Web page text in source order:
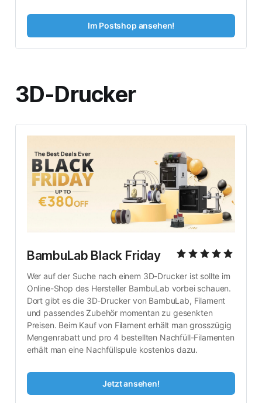
Im Postshop ansehen!
3D-Drucker
BambuLab Black Friday
Wer auf der Suche nach einem 3D-Drucker ist sollte im
Online-Shop des Hersteller BambuLab vorbei schauen.
Dort gibt es die 3D-Drucker von BambuLab, Filament
und passendes Zubehör momentan zu gesenkten
Preisen. Beim Kauf von Filament erhält man grosszügig
Mengenrabatt und pro 4 bestellten Nachfüll-Filamenten
erhält man eine Nachfüllspule kostenlos dazu.
Jetzt ansehen!